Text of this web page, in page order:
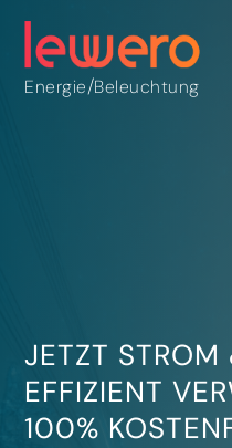
Energie/Beleuchtung
JETZT STROM
EFFIZIENT
100%